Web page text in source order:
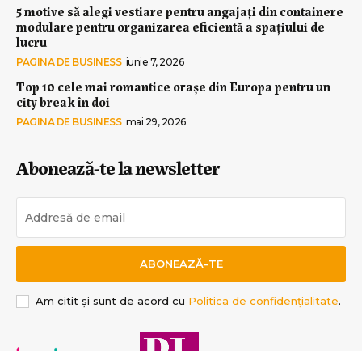
5 motive să alegi vestiare pentru angajați din containere
modulare pentru organizarea eficientă a spațiului de
lucru
PAGINA DE BUSINESS iunie 7, 2026
Top 10 cele mai romantice orașe din Europa pentru un
city break în doi
PAGINA DE BUSINESS mai 29, 2026
Abonează-te la newsletter
ABONEAZĂ-TE
Am citit și sunt de acord cu Politica de confidențialitate.